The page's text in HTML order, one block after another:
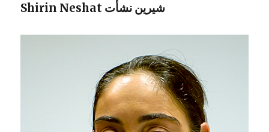
Shirin Neshat شيرين نشأت